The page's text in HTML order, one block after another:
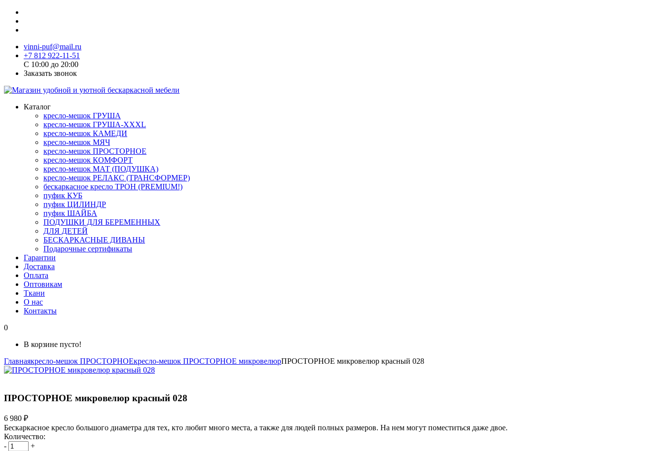
vinni-puf@mail.ru
+7 812 922-11-51
C 10:00 до 20:00
Заказать звонок
Каталог
кресло-мешок ГРУША
кресло-мешок ГРУША-XXXL
кресло-мешок КАМЕДИ
кресло-мешок МЯЧ
кресло-мешок ПРОСТОРНОЕ
кресло-мешок КОМФОРТ
кресло-мешок МАТ (ПОДУШКА)
кресло-мешок РЕЛАКС (ТРАНСФОРМЕР)
бескаркасное кресло ТРОН (PREMIUM!)
пуфик КУБ
пуфик ЦИЛИНДР
пуфик ШАЙБА
ПОДУШКИ ДЛЯ БЕРЕМЕННЫХ
ДЛЯ ДЕТЕЙ
БЕСКАРКАСНЫЕ ДИВАНЫ
Подарочные сертификаты
Гарантии
Доставка
Оплата
Оптовикам
Ткани
О нас
Контакты
0
В корзине пусто!
Главнаякресло-мешок ПРОСТОРНОЕкресло-мешок ПРОСТОРНОЕ микровелюрПРОСТОРНОЕ микровелюр красный 028
ПРОСТОРНОЕ микровелюр красный 028
6 980 ₽
Бескаркасное кресло большого диаметра для тех, кто любит много места, а также для людей полных размеров. На нем могут поместиться даже двое.
Количество:
-
+